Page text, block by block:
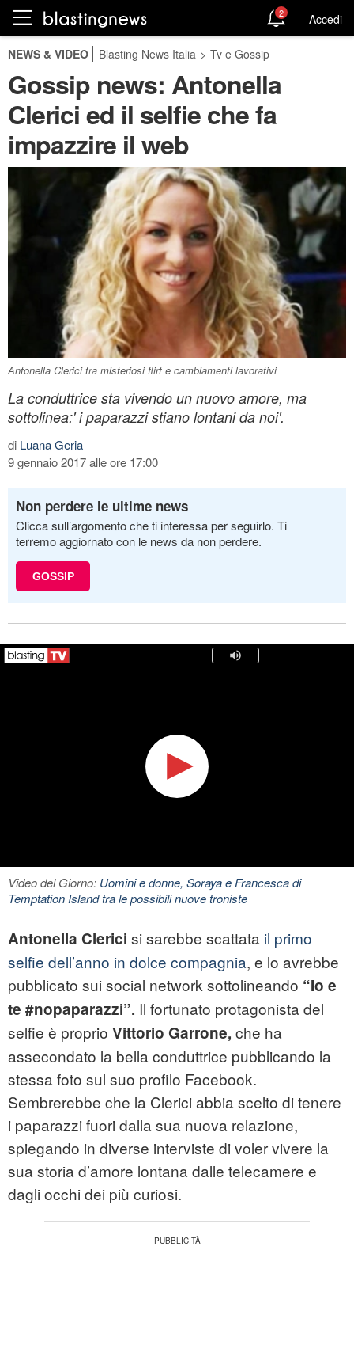
2 Accedi
NEWS & VIDEO Blasting News Italia > Tv e Gossip
Gossip news: Antonella
Clerici ed il selfie che fa
impazzire il web
Antonella Clerici tra misteriosi flirt e cambiamenti lavorativi
La conduttrice sta vivendo un nuovo amore, ma
sottolinea:' i paparazzi stiano lontani da noi'.
di Luana Geria
9 gennaio 2017 alle ore 17:00
Non perdere le ultime news
Clicca sull’argomento che ti interessa per seguirlo. Ti
terremo aggiornato con le news da non perdere.
GOSSIP
Video del Giorno: Uomini e donne, Soraya e Francesca di
Temptation Island tra le possibili nuove troniste
Antonella Clerici si sarebbe scattata il primo
selfie dell’anno in dolce compagnia, e lo avrebbe
pubblicato sui social network sottolineando “Io e
te #nopaparazzi”. Il fortunato protagonista del
selfie è proprio Vittorio Garrone, che ha
assecondato la bella conduttrice pubblicando la
stessa foto sul suo profilo Facebook.
Sembrerebbe che la Clerici abbia scelto di tenere
i paparazzi fuori dalla sua nuova relazione,
spiegando in diverse interviste di voler vivere la
sua storia d’amore lontana dalle telecamere e
dagli occhi dei più curiosi.